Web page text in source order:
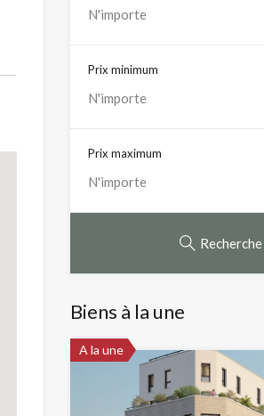
N'importe
Prix minimum
N'importe
Prix maximum
N'importe
Recherche
Biens à la une
A la une